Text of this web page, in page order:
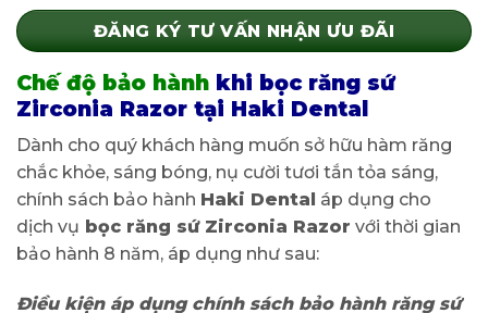
ĐĂNG KÝ TƯ VẤN NHẬN ƯU ĐÃI
Chế độ bảo hành khi bọc răng sứ
Zirconia Razor tại Haki Dental
Dành cho quý khách hàng muốn sở hữu hàm răng
chắc khỏe, sáng bóng, nụ cười tươi tắn tỏa sáng,
chính sách bảo hành Haki Dental áp dụng cho
dịch vụ bọc răng sứ Zirconia Razor với thời gian
bảo hành 8 năm, áp dụng như sau:
Điều kiện áp dụng chính sách bảo hành răng sứ